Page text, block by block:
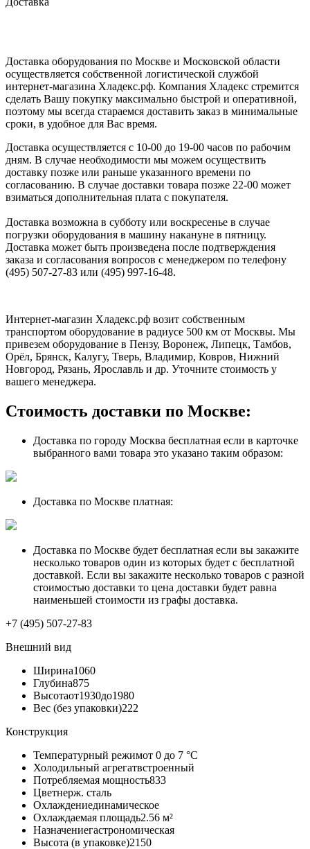
Доставка оборудования по Москве и Московской области
осуществляется собственной логистической службой
интернет-магазина Хладекс.рф. Компания Хладекс стремится
сделать Вашу покупку максимально быстрой и оперативной,
поэтому мы всегда стараемся доставить заказ в минимальные
сроки, в удобное для Вас время.
Доставка осуществляется с 10-00 до 19-00 часов по рабочим
дням. В случае необходимости мы можем осуществить
доставку позже или раньше указанного времени по
согласованию. В случае доставки товара позже 22-00 может
взиматься дополнительная плата с покупателя.
Доставка возможна в субботу или воскресенье в случае
погрузки оборудования в машину накануне в пятницу.
Доставка может быть произведена после подтверждения
заказа и согласования вопросов с менеджером по телефону
(495) 507-27-83 или (495) 997-16-48.
Интернет-магазин Хладекс.рф возит собственным
транспортом оборудование в радиусе 500 км от Москвы. Мы
привезем оборудование в Пензу, Воронеж, Липецк, Тамбов,
Орёл, Брянск, Калугу, Тверь, Владимир, Ковров, Нижний
Новгород, Рязань, Ярославль и др. Уточните стоимость у
вашего менеджера.
Стоимость доставки по Москве:
Доставка по городу Москва бесплатная если в карточке
выбранного вами товара это указано таким образом:
Доставка по Москве платная:
Доставка по Москве будет бесплатная если вы закажите
несколько товаров один из которых будет с бесплатной
доставкой. Если вы закажите несколько товаров с разной
стоимостью доставки то цена доставки будет равна
наименьшей стоимости из графы доставка.
+7 (495) 507-27-83
Внешний вид
Ширина1060
Глубина875
Высотаот1930до1980
Вес (без упаковки)222
Конструкция
Температурный режимот 0 до 7 °C
Холодильный агрегатвстроенный
Потребляемая мощность833
Цветнерж. сталь
Охлаждениединамическое
Охлаждаемая площадь2.56 м²
Назначениегастрономическая
Высота (в упаковке)2150